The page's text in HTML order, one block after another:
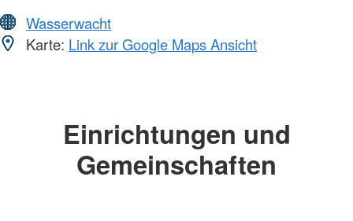
Wasserwacht
Karte: Link zur Google Maps Ansicht
Einrichtungen und
Gemeinschaften